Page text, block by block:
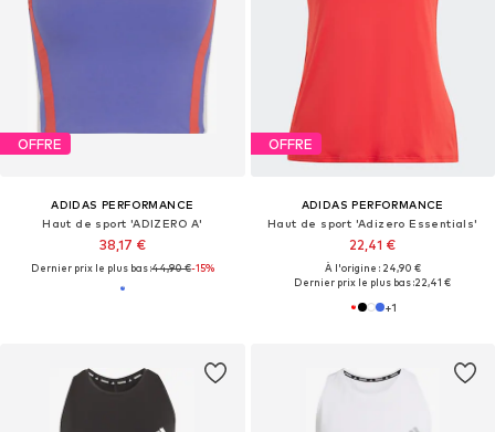
OFFRE
ADIDAS PERFORMANCE
Haut de sport 'ADIZERO A'
38,17 €
Dernier prix le plus bas :44,90 €-15%
OFFRE
ADIDAS PERFORMANCE
Haut de sport 'Adizero Essentials'
22,41 €
À l'origine : 24,90 €
Dernier prix le plus bas :22,41 €
+1